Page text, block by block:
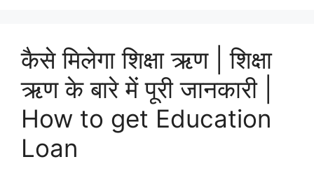
कैसे मिलेगा शिक्षा ऋण | शिक्षा
ऋण के बारे में पूरी जानकारी |
How to get Education
Loan